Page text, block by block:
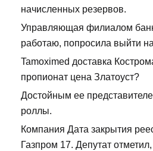
начисленных резервов.
Управляющая филиалом
работаю, попросила выйти
Tamoximed доставка
пропионат цена Златоуст?
Достойным ее
роллы.
Компания Дата закрытия
Газпром 17. Депутат